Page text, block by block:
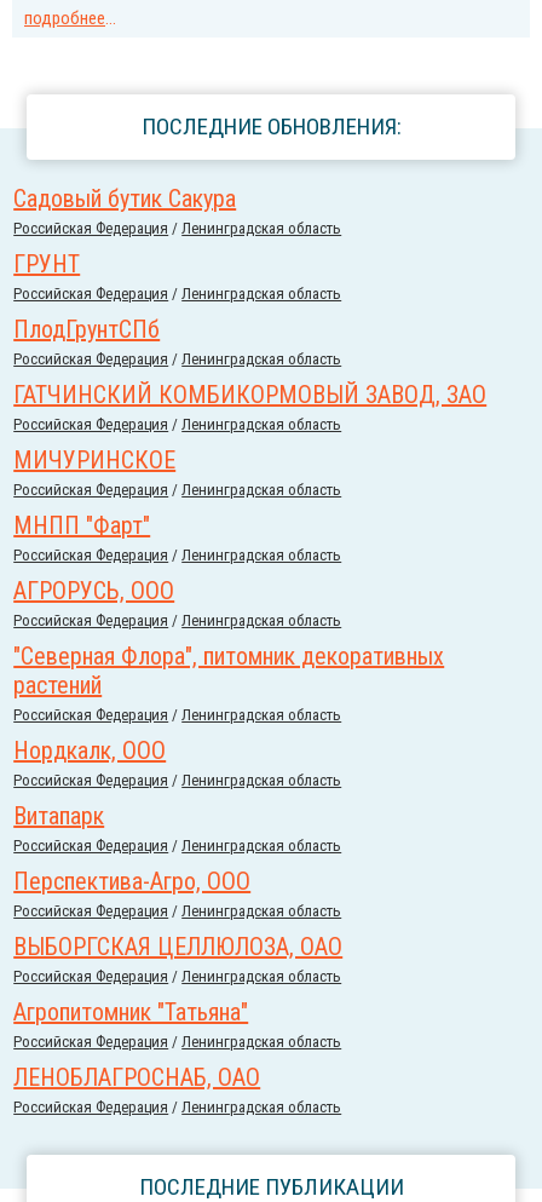
подробнее...
ПОСЛЕДНИЕ ОБНОВЛЕНИЯ:
Садовый бутик Сакура
Российcкая Федерация /Ленинградская область
ГРУНТ
Российcкая Федерация /Ленинградская область
ПлодГрунтСПб
Российcкая Федерация /Ленинградская область
ГАТЧИНСКИЙ КОМБИКОРМОВЫЙ ЗАВОД, ЗАО
Российcкая Федерация /Ленинградская область
МИЧУРИНСКОЕ
Российcкая Федерация /Ленинградская область
МНПП "Фарт"
Российcкая Федерация /Ленинградская область
АГРОРУСЬ, ООО
Российcкая Федерация /Ленинградская область
"Северная Флора", питомник декоративных
растений
Российcкая Федерация /Ленинградская область
Нордкалк, ООО
Российcкая Федерация /Ленинградская область
Витапарк
Российcкая Федерация /Ленинградская область
Перспектива-Агро, ООО
Российcкая Федерация /Ленинградская область
ВЫБОРГСКАЯ ЦЕЛЛЮЛОЗА, ОАО
Российcкая Федерация /Ленинградская область
Агропитомник "Татьяна"
Российcкая Федерация /Ленинградская область
ЛЕНОБЛАГРОСНАБ, ОАО
Российcкая Федерация /Ленинградская область
ПОСЛЕДНИЕ ПУБЛИКАЦИИ